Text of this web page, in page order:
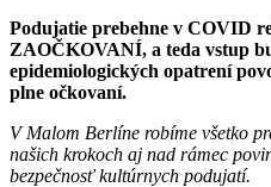
Podujatie prebehne v COVID
ZAOČKOVANÍ, a teda vstup
epidemiologických opatrení
plne očkovaní.
V Malom Berlíne robíme všetko
našich krokoch aj nad rámec
bezpečnosť kultúrnych podujatí.